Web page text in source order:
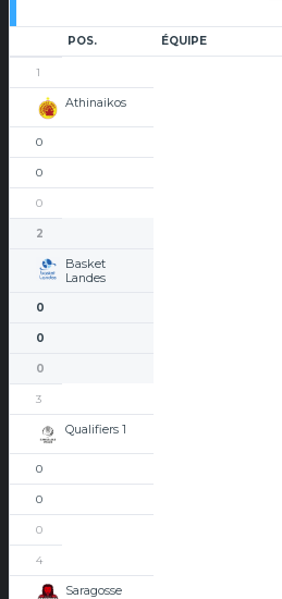
POS. ÉQUIPE
1
Athinaikos
0
0
0
2
Basket
Landes
0
0
0
3
Qualifiers 1
0
0
0
4
Saragosse